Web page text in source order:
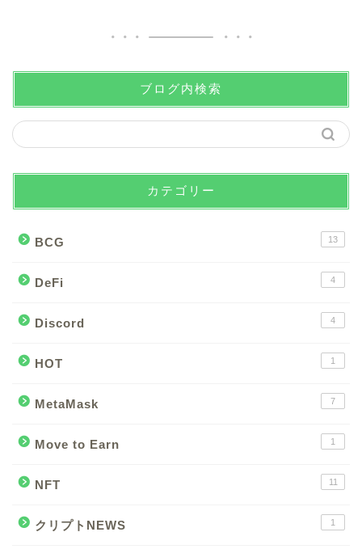
ブログ内検索
カテゴリー
BCG 13
DeFi 4
Discord 4
HOT 1
MetaMask 7
Move to Earn 1
NFT 11
クリプトNEWS 1